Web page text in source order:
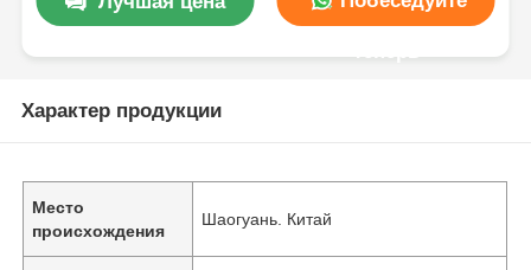
Характер продукции
Место
происхождения
Шаогуань. Китай